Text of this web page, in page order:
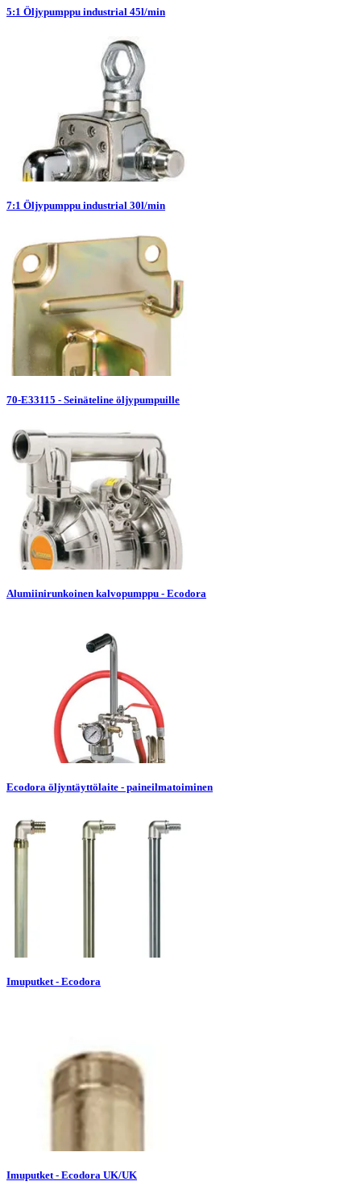
5:1 Öljypumppu industrial 45l/min
7:1 Öljypumppu industrial 30l/min
70-E33115 - Seinäteline öljypumpuille
Alumiinirunkoinen kalvopumppu - Ecodora
Ecodora öljyntäyttölaite - paineilmatoiminen
Imuputket - Ecodora
Imuputket - Ecodora UK/UK